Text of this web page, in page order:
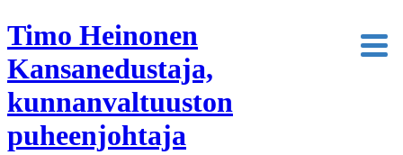
Timo Heinonen
Kansanedustaja,
kunnanvaltuuston
puheenjohtaja